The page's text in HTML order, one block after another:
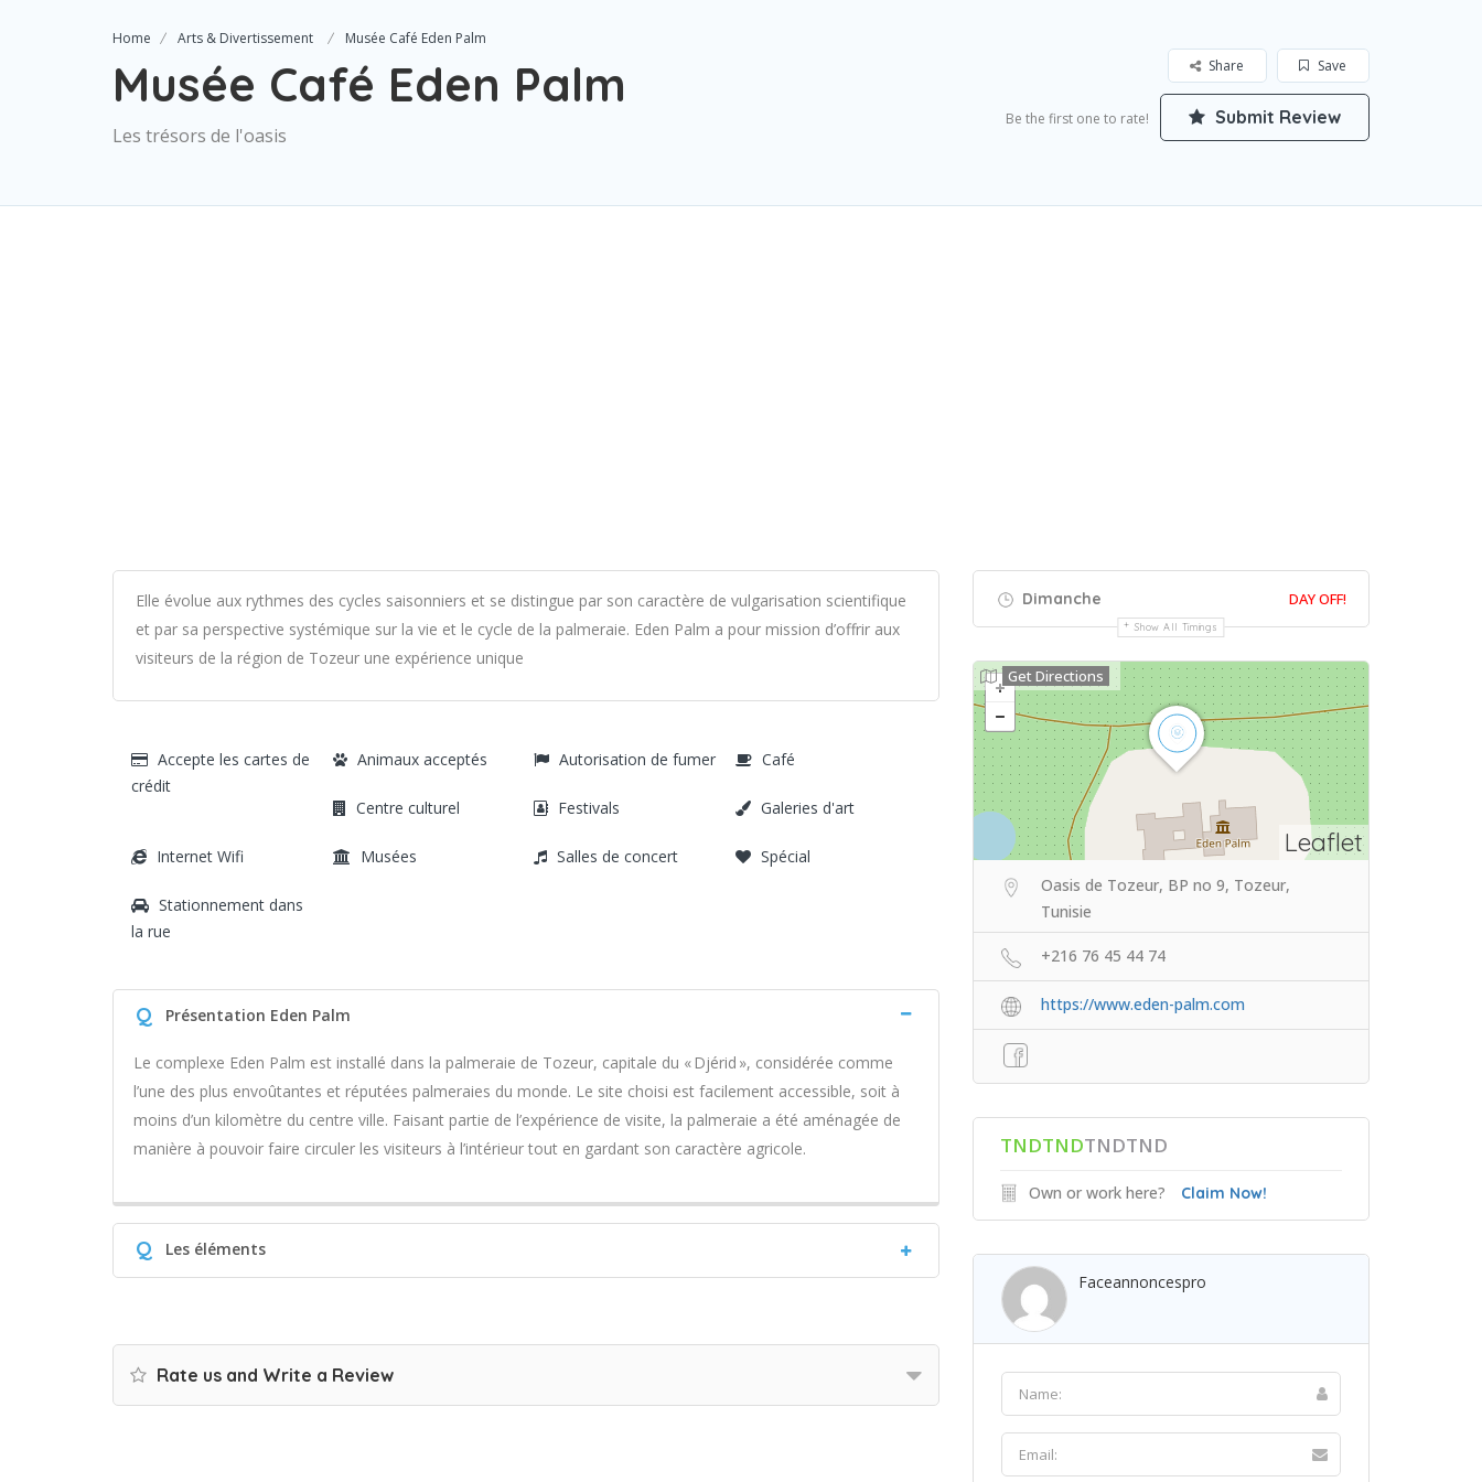
Home Arts & Divertissement Musée Café Eden Palm
Musée Café Eden Palm
Les trésors de l'oasis
Save
Share
Be the first one to rate! Submit Review
Elle évolue aux rythmes des cycles saisonniers et se distingue par son caractère de vulgarisation scientifique
et par sa perspective systémique sur la vie et le cycle de la palmeraie. Eden Palm a pour mission d’offrir aux
visiteurs de la région de Tozeur une expérience unique
Accepte les cartes de
crédit
Animaux acceptés Autorisation de fumer Café
Centre culturel Festivals Galeries d'art
Internet Wifi Musées Salles de concert Spécial
Stationnement dans
la rue
Q Présentation Eden Palm
Le complexe Eden Palm est installé dans la palmeraie de Tozeur, capitale du « Djérid », considérée comme
l’une des plus envoûtantes et réputées palmeraies du monde. Le site choisi est facilement accessible, soit à
moins d’un kilomètre du centre ville. Faisant partie de l’expérience de visite, la palmeraie a été aménagée de
manière à pouvoir faire circuler les visiteurs à l’intérieur tout en gardant son caractère agricole.
Q Les éléments
Rate us and Write a Review
Dimanche DAY OFF!
Show All Timings
Leaflet
Get Directions
Oasis de Tozeur, BP no 9, Tozeur,
Tunisie
+216 76 45 44 74
https://www.eden-palm.com
TNDTNDTNDTND
Own or work here? Claim Now!
Faceannoncespro